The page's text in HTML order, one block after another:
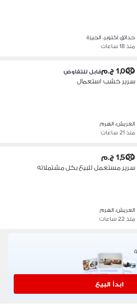
حدائق اكتوبر، الجيزة
منذ 18 ساعات
1,000 ج.م قابل للتفاوض
سرير خشب استعمال
العريش، الهرم
منذ 21 ساعات
1,500 ج.م
سرير مستعمل للبيع بكل مشتملاته
العريش، الهرم
منذ 22 ساعات
ابدأ البيع